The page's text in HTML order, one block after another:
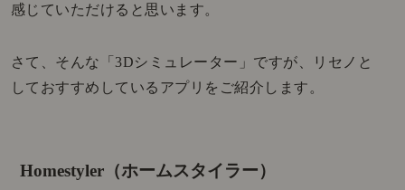
感じていただけると思います。
さて、そんな「3Dシミュレーター」ですが、リセノと
しておすすめしているアプリをご紹介します。
Homestyler（ホームスタイラー）